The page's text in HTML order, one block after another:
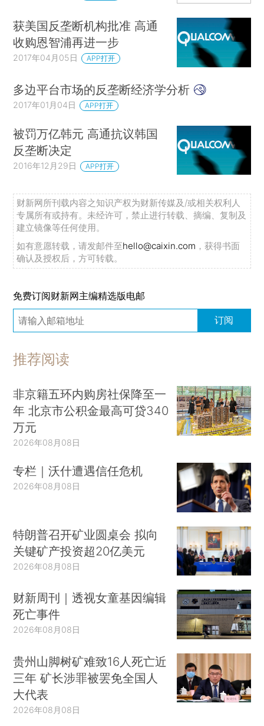
获美国反垄断机构批准 高通
收购恩智浦再进一步
2017年04月05日 APP打开
多边平台市场的反垄断经济学分析
2017年01月04日 APP打开
被罚万亿韩元 高通抗议韩国
反垄断决定
2016年12月29日 APP打开
财新网所刊载内容之知识产权为财新传媒及/或相关权利人
专属所有或持有。未经许可，禁止进行转载、摘编、复制及
建立镜像等任何使用。
如有意愿转载，请发邮件至hello@caixin.com ，获得书面
确认及授权后，方可转载。
免费订阅财新网主编精选版电邮
订阅
推荐阅读
非京籍五环内购房社保降至一
年 北京市公积金最高可贷340
万元
2026年08月08日
专栏｜沃什遭遇信任危机
2026年08月08日
特朗普召开矿业圆桌会 拟向
关键矿产投资超20亿美元
2026年08月08日
财新周刊｜透视女童基因编辑
死亡事件
2026年08月08日
贵州山脚树矿难致16人死亡近
三年 矿长涉罪被罢免全国人
大代表
2026年08月08日